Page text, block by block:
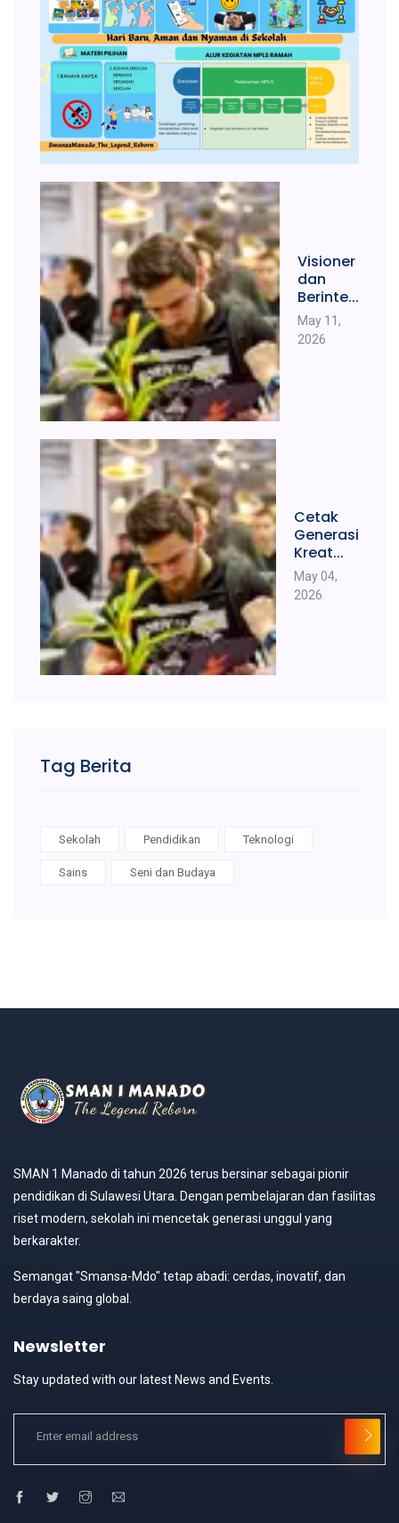
Visioner
dan
Berinte...
May 11,
2026
Cetak
Generasi
Kreat...
May 04,
2026
Tag Berita
Sekolah Pendidikan Teknologi
Sains Seni dan Budaya
SMAN 1 Manado di tahun 2026 terus bersinar sebagai pionir
pendidikan di Sulawesi Utara. Dengan pembelajaran dan fasilitas
riset modern, sekolah ini mencetak generasi unggul yang
berkarakter.
Semangat "Smansa-Mdo" tetap abadi: cerdas, inovatif, dan
berdaya saing global.
Newsletter
Stay updated with our latest News and Events.